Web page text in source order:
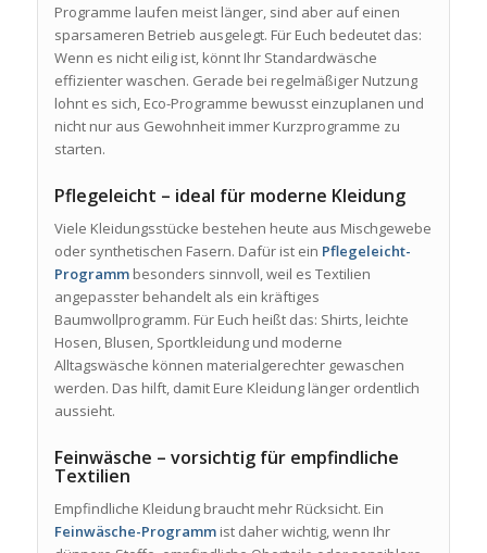
Programme laufen meist länger, sind aber auf einen
sparsameren Betrieb ausgelegt. Für Euch bedeutet das:
Wenn es nicht eilig ist, könnt Ihr Standardwäsche
effizienter waschen. Gerade bei regelmäßiger Nutzung
lohnt es sich, Eco-Programme bewusst einzuplanen und
nicht nur aus Gewohnheit immer Kurzprogramme zu
starten.
Pflegeleicht – ideal für moderne Kleidung
Viele Kleidungsstücke bestehen heute aus Mischgewebe
oder synthetischen Fasern. Dafür ist ein Pflegeleicht-
Programmbesonders sinnvoll, weil es Textilien
angepasster behandelt als ein kräftiges
Baumwollprogramm. Für Euch heißt das: Shirts, leichte
Hosen, Blusen, Sportkleidung und moderne
Alltagswäsche können materialgerechter gewaschen
werden. Das hilft, damit Eure Kleidung länger ordentlich
aussieht.
Feinwäsche – vorsichtig für empfindliche
Textilien
Empfindliche Kleidung braucht mehr Rücksicht. Ein
Feinwäsche-Programmist daher wichtig, wenn Ihr